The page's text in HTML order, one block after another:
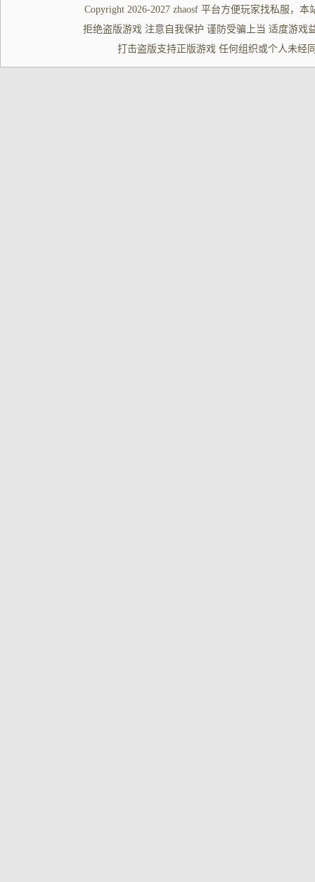
Copyright 2026-2027 zhaosf平台方便玩家找私服 ，本
拒绝盗版游戏 注意自我保护 谨防受骗上当 适度游戏
打击盗版支持正版游戏 任何组织或个人未经